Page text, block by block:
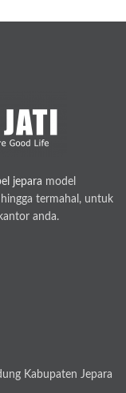
jepara model
termahal, untuk
anda.
Kabupaten Jepara